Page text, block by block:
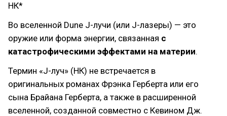
НК*
Во вселенной Dune J-лучи (или J-лазеры) — это
оружие или форма энергии, связанная с
катастрофическими эффектами на материи.
Термин «J-луч» (НК) не встречается в
оригинальных романах Фрэнка Герберта или его
сына Брайана Герберта, а также в расширенной
вселенной, созданной совместно с Кевином Дж.